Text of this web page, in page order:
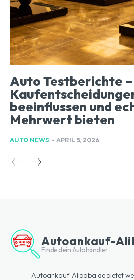
Auto Testberichte –
beeinflussen und
Mehrwert bieten
AUTO NEWS - APRIL 5, 2026
Autoankauf-
Finde dein Autohändler
Autoankauf-Alibaba.de bietet